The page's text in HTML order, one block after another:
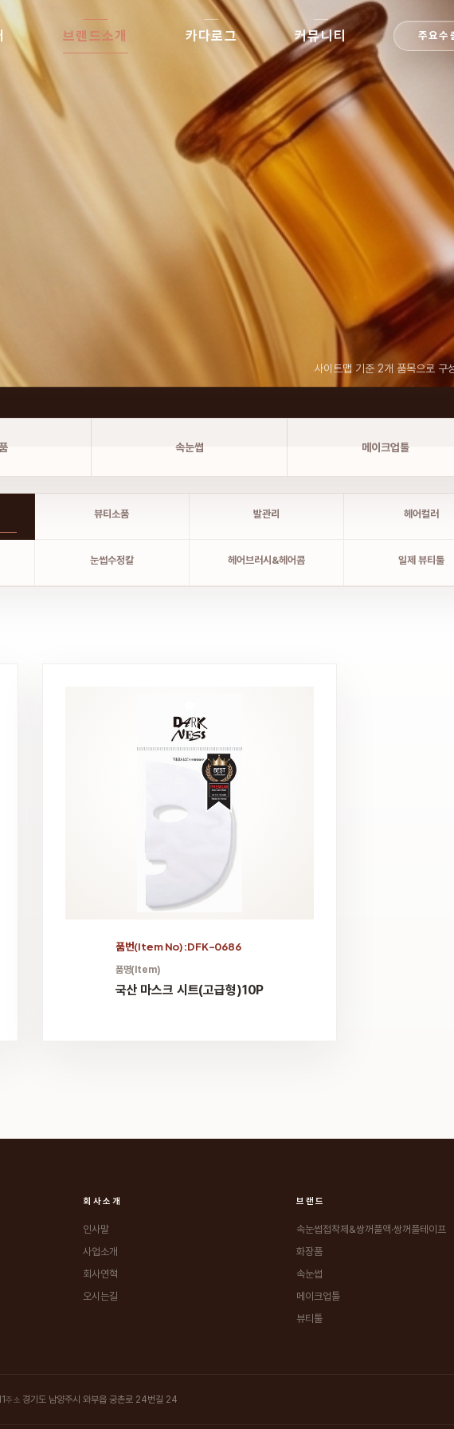
브랜드소개 카다로그 커뮤니티 주요수
사이트맵 기준 2개 품목으로 구
속눈썹 메이크업툴
뷰티소품 발관리 헤어컬러
눈썹수정칼 헤어브러시&헤어콤 일제 뷰티툴
품번(Item No):DFK-0686
품명(Item)
국산 마스크 시트(고급형)10P
회사소개
인사말
사업소개
회사연혁
오시는길
브랜드
속눈썹접착제&쌍꺼풀액·쌍꺼풀테이프
화장품
속눈썹
메이크업툴
뷰티툴
주소 경기도 남양주시 와부읍 궁촌로 24번길 24